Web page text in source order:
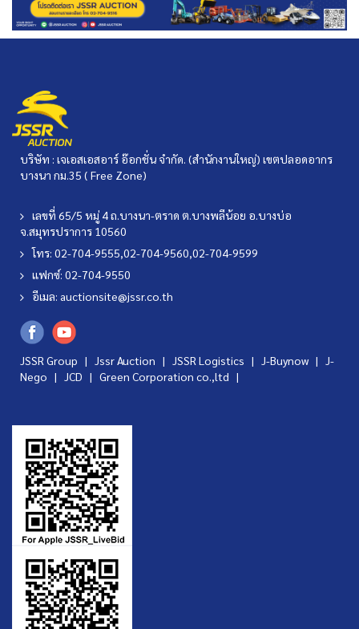
บริษัท : เจเอสเอสอาร์ อ๊อกชั่น จำกัด. (สำนักงานใหญ่) เขตปลอดอากร
บางนา กม.35 ( Free Zone)
เลขที่ 65/5 หมู่ 4 ถ.บางนา-ตราด ต.บางพลีน้อย อ.บางบ่อ
จ.สมุทรปราการ 10560
โทร: 02-704-9555,02-704-9560,02-704-9599
แฟกซ์: 02-704-9550
อีเมล: auctionsite@jssr.co.th
JSSR Group | Jssr Auction | JSSR Logistics | J-Buynow | J-
Nego | JCD | Green Corporation co.,ltd |